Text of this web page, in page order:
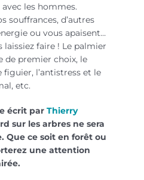
les hommes.
souffrances, d’autres
ou vous apaisent…
laissiez faire ! Le palmier
de premier choix, le
figuier, l’antistress et le
etc.
écrit parThierry
sur les arbres ne sera
Que ce soit en forêt ou
une attention